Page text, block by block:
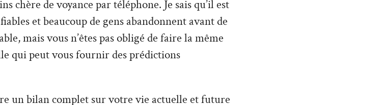
chère de voyance par téléphone. Je sais qu’il est
et beaucoup de gens abandonnent avant de
mais vous n’êtes pas obligé de faire la même
qui peut vous fournir des prédictions
un bilan complet sur votre vie actuelle et future